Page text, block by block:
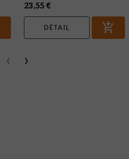
23,55 €
DÉTAIL
‹ ›